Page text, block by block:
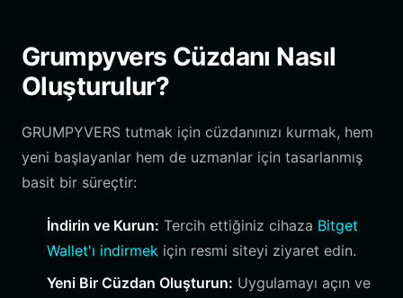
Grumpyvers Cüzdanı Nasıl
Oluşturulur?
GRUMPYVERS tutmak için cüzdanınızı kurmak, hem
yeni başlayanlar hem de uzmanlar için tasarlanmış
basit bir süreçtir:
İndirin ve Kurun: Tercih ettiğiniz cihaza Bitget
Wallet'ı indirmek için resmi siteyi ziyaret edin.
Yeni Bir Cüzdan Oluşturun: Uygulamayı açın ve